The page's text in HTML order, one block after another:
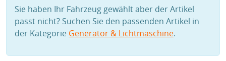
Sie haben Ihr Fahrzeug gewählt aber der Artikel
passt nicht? Suchen Sie den passenden Artikel in
der Kategorie Generator & Lichtmaschine.